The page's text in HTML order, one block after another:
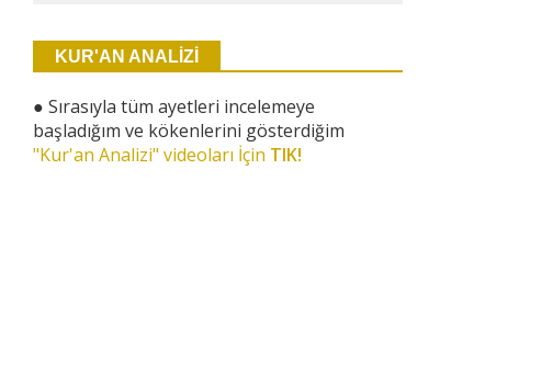
KUR'AN ANALİZİ
●Sırasıyla tüm ayetleri incelemeye
başladığım ve kökenlerini gösterdiğim
"Kur'an Analizi" videoları İçin TIK!